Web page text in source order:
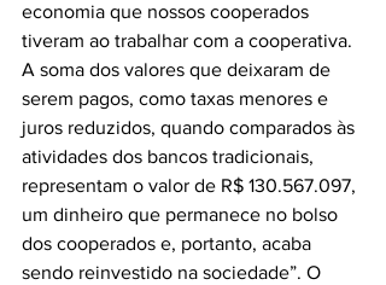
economia que nossos cooperados
tiveram ao trabalhar com a cooperativa.
A soma dos valores que deixaram de
serem pagos, como taxas menores e
juros reduzidos, quando comparados às
atividades dos bancos tradicionais,
representam o valor de R$ 130.567.097,
um dinheiro que permanece no bolso
dos cooperados e, portanto, acaba
sendo reinvestido na sociedade”. O